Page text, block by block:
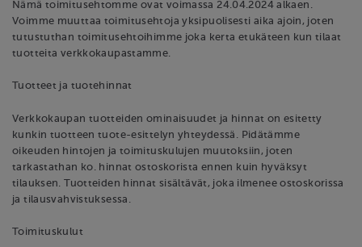
Nämä toimitusehtomme ovat voimassa 24.04.2024 alkaen.
Voimme muuttaa toimitusehtoja yksipuolisesti aika ajoin, joten
tutustuthan toimitusehtoihimme joka kerta etukäteen kun tilaat
tuotteita verkkokaupastamme.
Tuotteet ja tuotehinnat
Verkkokaupan tuotteiden ominaisuudet ja hinnat on esitetty
kunkin tuotteen tuote-esittelyn yhteydessä. Pidätämme
oikeuden hintojen ja toimituskulujen muutoksiin, joten
tarkastathan ko. hinnat ostoskorista ennen kuin hyväksyt
tilauksen. Tuotteiden hinnat sisältävät, joka ilmenee ostoskorissa
ja tilausvahvistuksessa.
Toimituskulut